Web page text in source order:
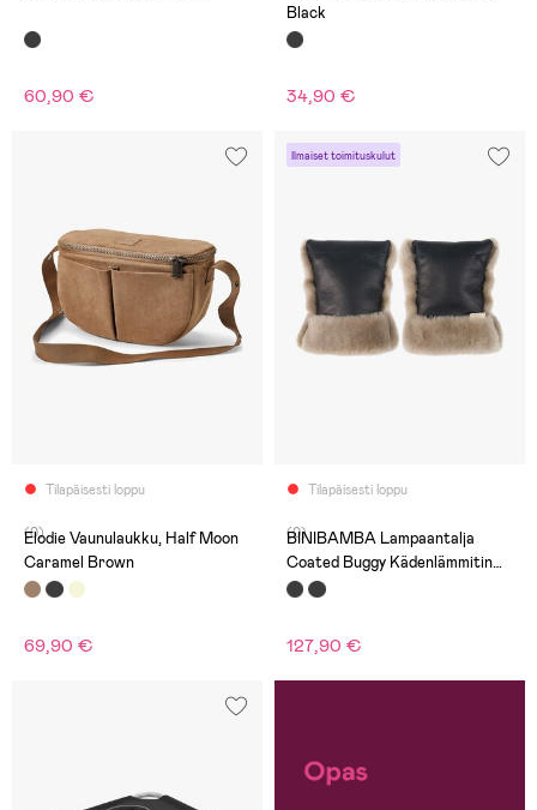
60,90 €
Black
34,90 €
Tilapäisesti loppu
(0)
Elodie Vaunulaukku, Half Moon
Caramel Brown
69,90 €
Ilmaiset toimituskulut
Tilapäisesti loppu
(0)
BINIBAMBA Lampaantalja
Coated Buggy Kädenlämmitin
Vaunuihin, Noir/Toast
127,90 €